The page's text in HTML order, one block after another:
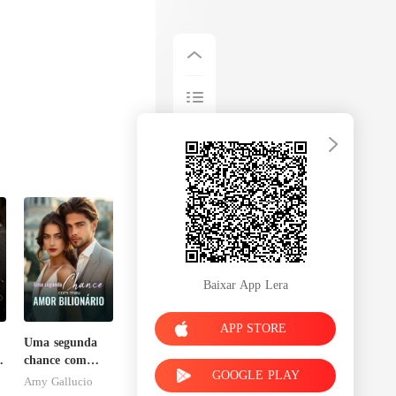
Uma segunda
chance com
meu amor
Arny Gallucio
Baixar App Lera
APP STORE
GOOGLE PLAY